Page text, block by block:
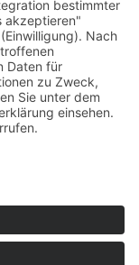
Nationalgalerie
und macht sie
an
der Leser?
ist quasi ein